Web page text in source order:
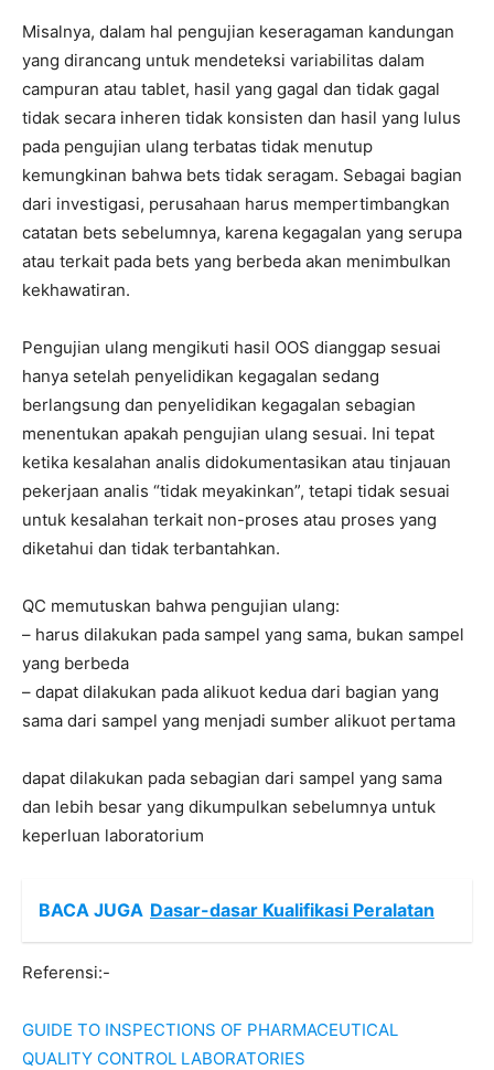
Misalnya, dalam hal pengujian keseragaman kandungan
yang dirancang untuk mendeteksi variabilitas dalam
campuran atau tablet, hasil yang gagal dan tidak gagal
tidak secara inheren tidak konsisten dan hasil yang lulus
pada pengujian ulang terbatas tidak menutup
kemungkinan bahwa bets tidak seragam. Sebagai bagian
dari investigasi, perusahaan harus mempertimbangkan
catatan bets sebelumnya, karena kegagalan yang serupa
atau terkait pada bets yang berbeda akan menimbulkan
kekhawatiran.
Pengujian ulang mengikuti hasil OOS dianggap sesuai
hanya setelah penyelidikan kegagalan sedang
berlangsung dan penyelidikan kegagalan sebagian
menentukan apakah pengujian ulang sesuai. Ini tepat
ketika kesalahan analis didokumentasikan atau tinjauan
pekerjaan analis “tidak meyakinkan”, tetapi tidak sesuai
untuk kesalahan terkait non-proses atau proses yang
diketahui dan tidak terbantahkan.
QC memutuskan bahwa pengujian ulang:
– harus dilakukan pada sampel yang sama, bukan sampel
yang berbeda
– dapat dilakukan pada alikuot kedua dari bagian yang
sama dari sampel yang menjadi sumber alikuot pertama
dapat dilakukan pada sebagian dari sampel yang sama
dan lebih besar yang dikumpulkan sebelumnya untuk
keperluan laboratorium
BACA JUGA Dasar-dasar Kualifikasi Peralatan
Referensi:-
GUIDE TO INSPECTIONS OF PHARMACEUTICAL
QUALITY CONTROL LABORATORIES